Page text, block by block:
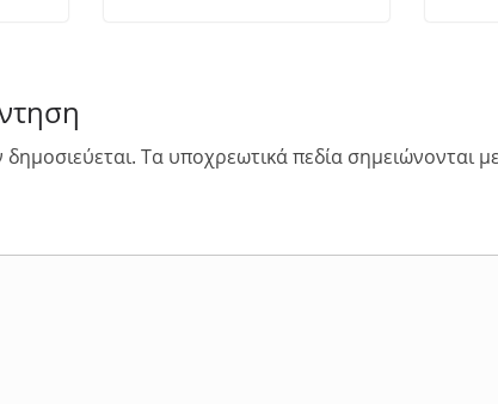
Τα υποχρεωτικά πεδία σημειώνονται με